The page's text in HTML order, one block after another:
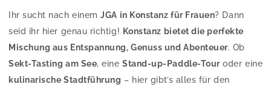
Ihr sucht nach einem JGA in Konstanz für Frauen? Dann
seid ihr hier genau richtig! Konstanz bietet die perfekte
Mischung aus Entspannung, Genuss und Abenteuer. Ob
Sekt-Tasting am See, eine Stand-up-Paddle-Touroder eine
kulinarische Stadtführung – hier gibt’s alles für den